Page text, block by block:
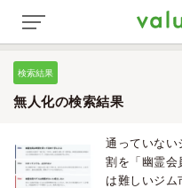
検索結果
無人化の検索結果
通っていな
割を「幽霊会
は難しいジム